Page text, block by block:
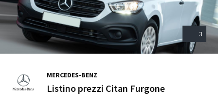
3
MERCEDES-BENZ
Listino prezzi Citan Furgone